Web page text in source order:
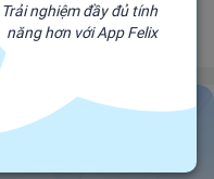
tiếp từ nhà sản xuất để đến
lượng tuyệt đối
Trải nghiệm đầy đủ tính
năng hơn với App Felix